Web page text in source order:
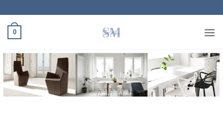
to
content
0